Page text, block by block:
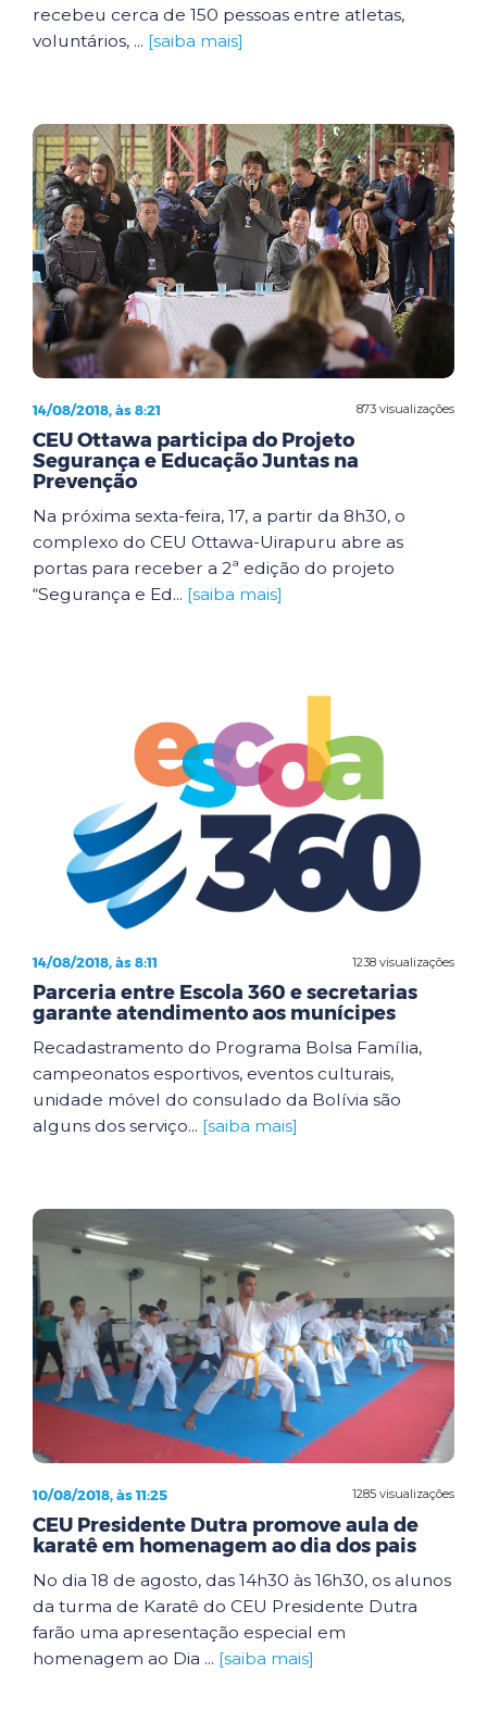
recebeu cerca de 150 pessoas entre atletas,
voluntários, ... [saiba mais]
873 visualizações
14/08/2018, às 8:21
CEU Ottawa participa do Projeto
Segurança e Educação Juntas na
Prevenção
Na próxima sexta-feira, 17, a partir da 8h30, o
complexo do CEU Ottawa-Uirapuru abre as
portas para receber a 2ª edição do projeto
“Segurança e Ed... [saiba mais]
1238 visualizações
14/08/2018, às 8:11
Parceria entre Escola 360 e secretarias
garante atendimento aos munícipes
Recadastramento do Programa Bolsa Família,
campeonatos esportivos, eventos culturais,
unidade móvel do consulado da Bolívia são
alguns dos serviço... [saiba mais]
1285 visualizações
10/08/2018, às 11:25
CEU Presidente Dutra promove aula de
karatê em homenagem ao dia dos pais
No dia 18 de agosto, das 14h30 às 16h30, os alunos
da turma de Karatê do CEU Presidente Dutra
farão uma apresentação especial em
homenagem ao Dia ... [saiba mais]